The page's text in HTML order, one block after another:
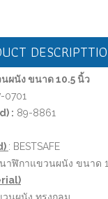
ผนัง ขนาด 10.5 นิ้ว
0701
: 89-8861
: BESTSAFE
นาฬิกาแขวนผนัง ขนาด